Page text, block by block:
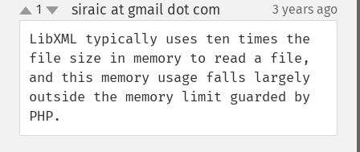
up
down
1 siraic at gmail dot com 3 years ago
LibXML typically uses ten times the
file size in memory to read a file,
and this memory usage falls largely
outside the memory limit guarded by
PHP.